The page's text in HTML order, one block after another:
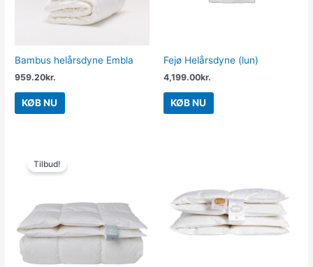
Bambus helårsdyne Embla
959.20kr.
KØB NU
Fejø Helårsdyne (lun)
4,199.00kr.
KØB NU
Tilbud!